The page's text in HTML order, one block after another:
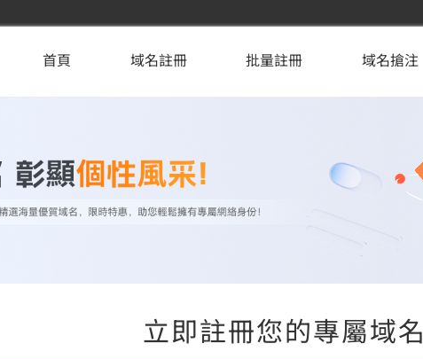
首頁 域名註冊 批量註冊 域名搶注
立即註冊您的專屬域名